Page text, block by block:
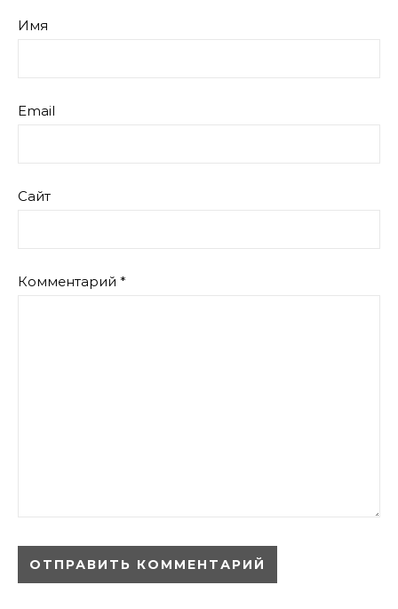
Имя
Email
Сайт
Комментарий *